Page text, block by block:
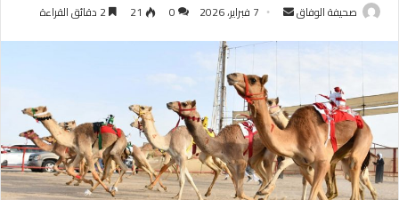
صحيفة الوفاق
أرسل
إلكترونيا
7 فبراير، 2026 0
21